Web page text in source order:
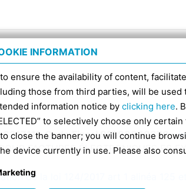
6317111, Code Fiscal 91398840370 -
FACTURES ÉLECTRONIQUES ES
de la loi 124/2017 art 1 alinéa 125 et
INFORMATION
ensure the availability of content,
those from third parties, will be
information notice by clicking here.
to selectively choose only
to close the banner; you will continue
device currently in use. Please also